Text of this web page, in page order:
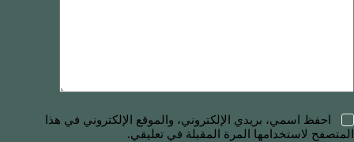
احفظ اسمي، بريدي الإلكتروني، والموقع الإلكتروني في هذا
المتصفح لاستخدامها المرة المقبلة في تعليقي.